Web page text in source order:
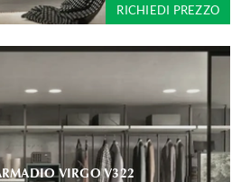
RICHIEDI PREZZO
VIRGO V322